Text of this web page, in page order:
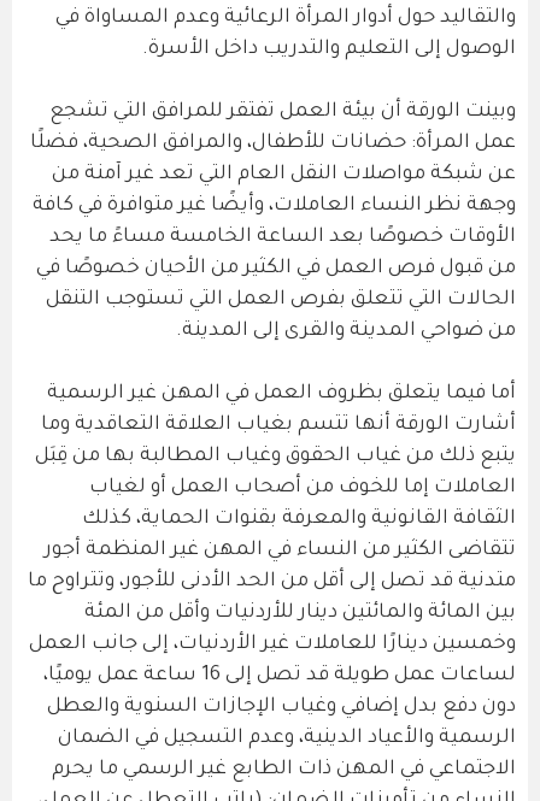
والتقاليد حول أدوار المرأة الرعائية وعدم المساواة في
الوصول إلى التعليم والتدريب داخل الأسرة.
وبينت الورقة أن بيئة العمل تفتقر للمرافق التي تشجع
عمل المرأة: حضانات للأطفال، والمرافق الصحية، فضلًا
عن شبكة مواصلات النقل العام التي تعد غير آمنة من
وجهة نظر النساء العاملات، وأيضًا غير متوافرة في كافة
الأوقات خصوصًا بعد الساعة الخامسة مساءً ما يحد
من قبول فرص العمل في الكثير من الأحيان خصوصًا في
الحالات التي تتعلق بفرص العمل التي تستوجب التنقل
من ضواحي المدينة والقرى إلى المدينة.
أما فيما يتعلق بظروف العمل في المهن غير الرسمية
أشارت الورقة أنها تتسم بغياب العلاقة التعاقدية وما
يتبع ذلك من غياب الحقوق وغياب المطالبة بها من قِبَل
العاملات إما للخوف من أصحاب العمل أو لغياب
الثقافة القانونية والمعرفة بقنوات الحماية، كذلك
تتقاضى الكثير من النساء في المهن غير المنظمة أجور
متدنية قد تصل إلى أقل من الحد الأدنى للأجور، وتتراوح ما
بين المائة والمائتين دينار للأردنيات وأقل من المئة
وخمسين دينارًا للعاملات غير الأردنيات، إلى جانب العمل
لساعات عمل طويلة قد تصل إلى 16 ساعة عمل يوميًا،
دون دفع بدل إضافي وغياب الإجازات السنوية والعطل
الرسمية والأعياد الدينية، وعدم التسجيل في الضمان
الاجتماعي في المهن ذات الطابع غير الرسمي ما يحرم